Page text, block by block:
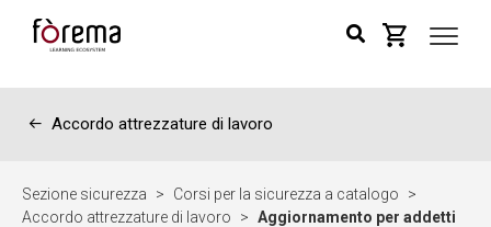
← Accordo attrezzature di lavoro
Sezione sicurezza > Corsi per la sicurezza a catalogo
>
Accordo attrezzature di lavoro
> Aggiornamento per addetti